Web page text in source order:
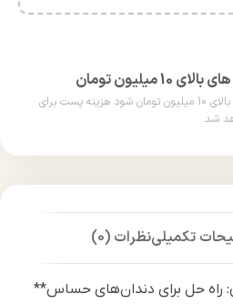
تومان
چنان چه جمع صورت حساب شما بالای 10 میلیون تومان شود هزینه پست برای
شد.
تکمیلینظرات (0)
راه حل برای دندان‌های حساس**